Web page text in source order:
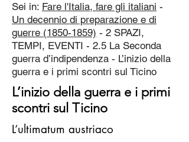
Sei in: Fare l'Italia, fare gli italiani -
Un decennio di preparazione e di
guerre (1850-1859) - 2 SPAZI,
TEMPI, EVENTI - 2.5 La Seconda
guerra d’indipendenza - L’inizio della
guerra e i primi scontri sul Ticino
L’inizio della guerra e i primi
scontri sul Ticino
L’ultimatum austriaco